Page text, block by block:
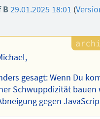
B 29.01.2025 18:01 (
gesagt: Wenn Du
Schwuppdizität
gegen